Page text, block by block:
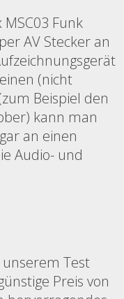
Funk
AV Stecker an
(nicht
Beispiel den
kann man
an einen
Audio- und
Test
Preis von